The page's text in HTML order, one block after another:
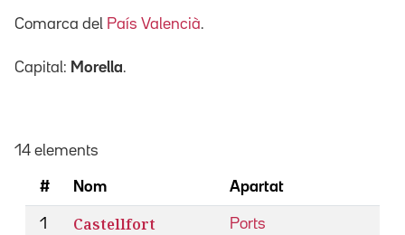
Comarca del País Valencià.
Capital: Morella.
14 elements
# Nom Apartat
1 Castellfort Ports